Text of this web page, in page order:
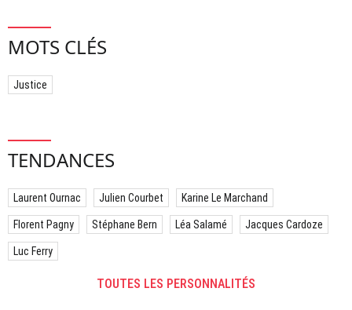
MOTS CLÉS
Justice
TENDANCES
Laurent Ournac Julien Courbet Karine Le Marchand
Florent Pagny Stéphane Bern Léa Salamé Jacques Cardoze
Luc Ferry
TOUTES LES PERSONNALITÉS